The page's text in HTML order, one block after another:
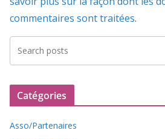
commentaires sont traitées.
Catégories
Asso/Partenaires